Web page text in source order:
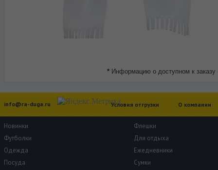
* Информацию о доступном к заказу
info@ra-duga.ru Условия отгрузки О компании
Новинки
Флешки
Футболки
Для отдыха
Одежда
Ежедневники
Посуда
Сумки